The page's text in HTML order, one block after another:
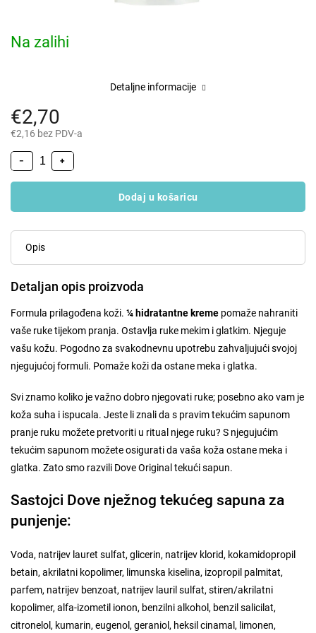
€2,70
€2,16 bez PDV-a
Na zalihi
+
−
Dodaj u košaricu
Detaljne informacije
Opis
Detaljan opis proizvoda
Formula prilagođena koži. ¼ hidratantne kreme pomaže nahraniti
vaše ruke tijekom pranja. Ostavlja ruke mekim i glatkim. Njeguje
vašu kožu. Pogodno za svakodnevnu upotrebu zahvaljujući svojoj
njegujućoj formuli. Pomaže koži da ostane meka i glatka.
Svi znamo koliko je važno dobro njegovati ruke; posebno ako vam je
koža suha i ispucala. Jeste li znali da s pravim tekućim sapunom
pranje ruku možete pretvoriti u ritual njege ruku? S njegujućim
tekućim sapunom možete osigurati da vaša koža ostane meka i
glatka. Zato smo razvili Dove Original tekući sapun.
Sastojci Dove nježnog tekućeg sapuna za
punjenje:
Voda, natrijev lauret sulfat, glicerin, natrijev klorid, kokamidopropil
betain, akrilatni kopolimer, limunska kiselina, izopropil palmitat,
parfem, natrijev benzoat, natrijev lauril sulfat, stiren/akrilatni
kopolimer, alfa-izometil ionon, benzilni alkohol, benzil salicilat,
citronelol, kumarin, eugenol, geraniol, heksil cinamal, limonen,